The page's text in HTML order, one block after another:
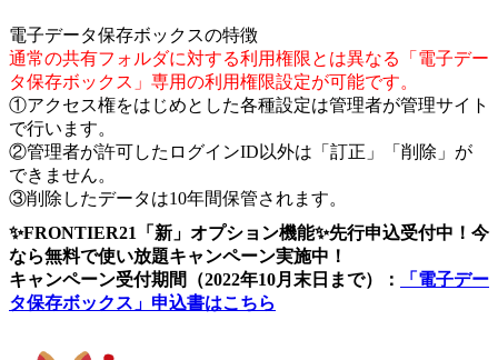
電子データ保存ボックスの特徴
通常の共有フォルダに対する利用権限とは異なる「電子デー
タ保存ボックス」専用の利用権限設定が可能です。
①アクセス権をはじめとした各種設定は管理者が管理サイト
で行います。
②管理者が許可したログインID以外は 「訂正」「削除」が
できません。
③削除したデータは10年間保管されます。
✨FRONTIER21「新」オプション機能✨先行申込受付中！今
なら無料で使い放題キャンペーン実施中！
キャンペーン受付期間（2022年10月末日まで）：
「電子デー
タ保存ボックス」申込書はこちら